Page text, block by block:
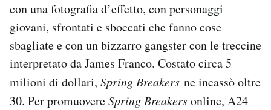
con una fotografia d’effetto, con personaggi
giovani, sfrontati e sboccati che fanno cose
sbagliate e con un bizzarro gangster con le treccine
interpretato da James Franco. Costato circa 5
milioni di dollari, Spring Breakers ne incassò oltre
30. Per promuovereSpring Breakersonline, A24